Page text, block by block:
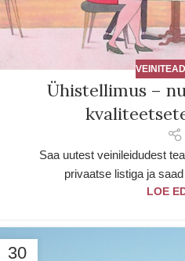
Ühistellimus –
Saa uutest veinileidudest
privaatse listiga ja
LOE
30